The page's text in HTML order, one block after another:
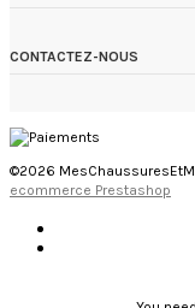
CONTACTEZ-NOUS
©2026
ecommerce Prestashop